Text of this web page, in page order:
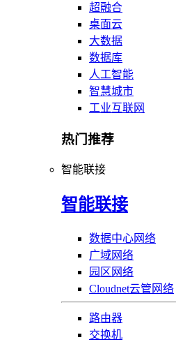
超融合
桌面云
大数据
数据库
人工智能
智慧城市
工业互联网
热门推荐
智能联接
智能联接
数据中心网络
广域网络
园区网络
Cloudnet云管网络
路由器
交换机